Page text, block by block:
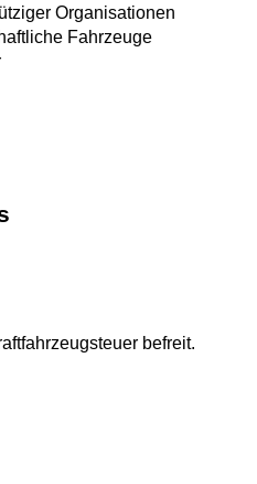
Organisationen
Fahrzeuge
befreit.